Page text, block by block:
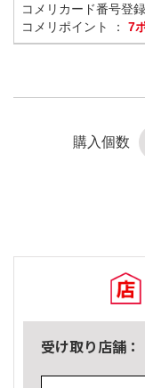
コメリカード番号登
コメリポイント ： 7
購入個数
受け取り店舗：